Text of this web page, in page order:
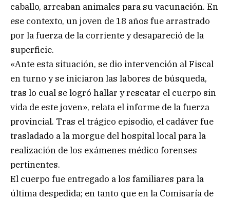
caballo, arreaban animales para su vacunación. En
ese contexto, un joven de 18 años fue arrastrado
por la fuerza de la corriente y desapareció de la
superficie.
«Ante esta situación, se dio intervención al Fiscal
en turno y se iniciaron las labores de búsqueda,
tras lo cual se logró hallar y rescatar el cuerpo sin
vida de este joven», relata el informe de la fuerza
provincial. Tras el trágico episodio, el cadáver fue
trasladado a la morgue del hospital local para la
realización de los exámenes médico forenses
pertinentes.
El cuerpo fue entregado a los familiares para la
última despedida; en tanto que en la Comisaría de